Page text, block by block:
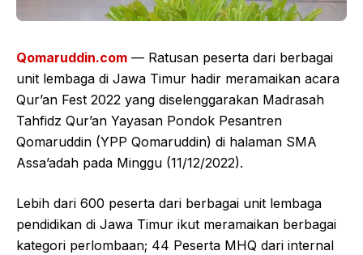
Qomaruddin.com — Ratusan peserta dari berbagai
unit lembaga di Jawa Timur hadir meramaikan acara
Qur’an Fest 2022 yang diselenggarakan Madrasah
Tahfidz Qur’an Yayasan Pondok Pesantren
Qomaruddin (YPP Qomaruddin) di halaman SMA
Assa’adah pada Minggu (11/12/2022).
Lebih dari 600 peserta dari berbagai unit lembaga
pendidikan di Jawa Timur ikut meramaikan berbagai
kategori perlombaan; 44 Peserta MHQ dari internal